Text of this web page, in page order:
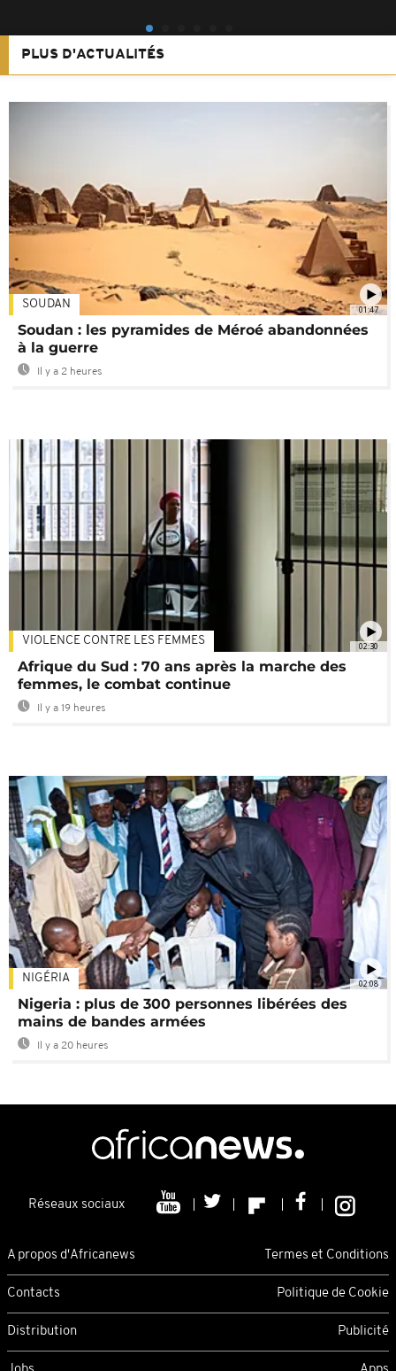
PLUS D'ACTUALITÉS
01:47
SOUDAN
Soudan : les pyramides de Méroé abandonnées
à la guerre
Il y a 2 heures
02:30
VIOLENCE CONTRE LES FEMMES
Afrique du Sud : 70 ans après la marche des
femmes, le combat continue
Il y a 19 heures
02:08
NIGÉRIA
Nigeria : plus de 300 personnes libérées des
mains de bandes armées
Il y a 20 heures
Réseaux sociaux
A propos d'Africanews Termes et Conditions
Contacts Politique de Cookie
Distribution Publicité